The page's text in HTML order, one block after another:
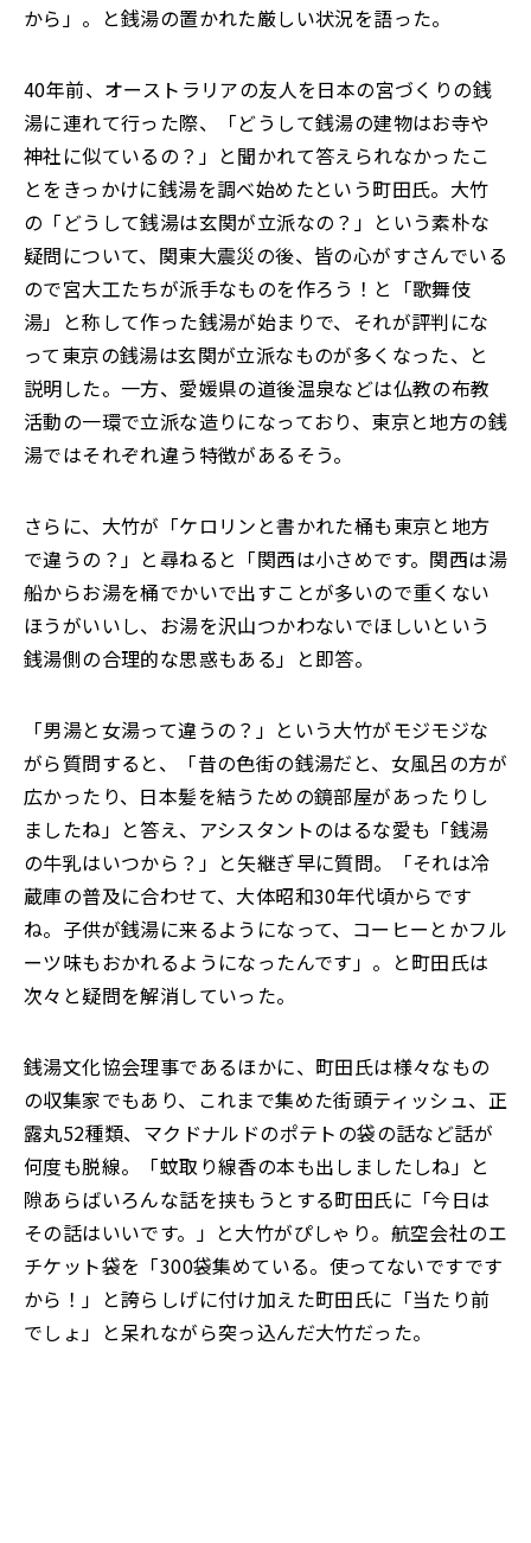
から」。と銭湯の置かれた厳しい状況を語った。
40年前、オーストラリアの友人を日本の宮づくりの銭
湯に連れて行った際、「どうして銭湯の建物はお寺や
神社に似ているの？」と聞かれて答えられなかったこ
とをきっかけに銭湯を調べ始めたという町田氏。大竹
の「どうして銭湯は玄関が立派なの？」という素朴な
疑問について、関東大震災の後、皆の心がすさんでいる
ので宮大工たちが派手なものを作ろう！と「歌舞伎
湯」と称して作った銭湯が始まりで、それが評判にな
って東京の銭湯は玄関が立派なものが多くなった、と
説明した。一方、愛媛県の道後温泉などは仏教の布教
活動の一環で立派な造りになっており、東京と地方の銭
湯ではそれぞれ違う特徴があるそう。
さらに、大竹が「ケロリンと書かれた桶も東京と地方
で違うの？」と尋ねると「関西は小さめです。関西は湯
船からお湯を桶でかいで出すことが多いので重くない
ほうがいいし、お湯を沢山つかわないでほしいという
銭湯側の合理的な思惑もある」と即答。
「男湯と女湯って違うの？」という大竹がモジモジな
がら質問すると、「昔の色街の銭湯だと、女風呂の方が
広かったり、日本髪を結うための鏡部屋があったりし
ましたね」と答え、アシスタントのはるな愛も「銭湯
の牛乳はいつから？」と矢継ぎ早に質問。「それは冷
蔵庫の普及に合わせて、大体昭和30年代頃からです
ね。子供が銭湯に来るようになって、コーヒーとかフル
ーツ味もおかれるようになったんです」。と町田氏は
次々と疑問を解消していった。
銭湯文化協会理事であるほかに、町田氏は様々なもの
の収集家でもあり、これまで集めた街頭ティッシュ、正
露丸52種類、マクドナルドのポテトの袋の話など話が
何度も脱線。「蚊取り線香の本も出しましたしね」と
隙あらばいろんな話を挟もうとする町田氏に「今日は
その話はいいです。」と大竹がぴしゃり。航空会社のエ
チケット袋を「300袋集めている。使ってないですです
から！」と誇らしげに付け加えた町田氏に「当たり前
でしょ」と呆れながら突っ込んだ大竹だった。